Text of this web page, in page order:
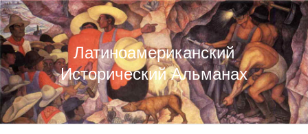
Латиноамериканский
Исторический Альманах